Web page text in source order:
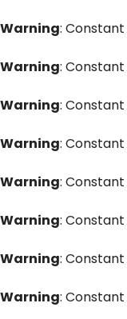
Warning:
Warning: Constant
Warning: Constant
Warning:
Warning: Constant
Warning: Constant
Warning: Constant
Warning: Constant